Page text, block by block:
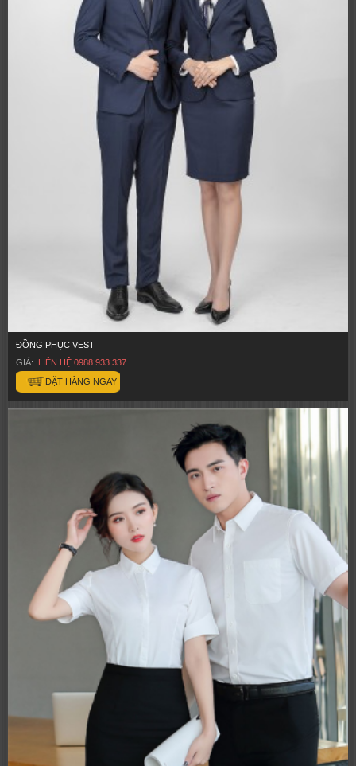
ĐỒNG PHỤC VEST
GIÁ: LIÊN HỆ 0988 933 337
ĐẶT HÀNG NGAY